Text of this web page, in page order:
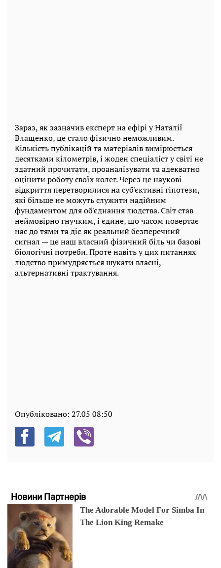
Зараз, як зазначив експерт на ефірі у Наталії
Влащенко, це стало фізично неможливим.
Кількість публікацій та матеріалів вимірюється
десятками кілометрів, і жоден спеціаліст у світі не
здатний прочитати, проаналізувати та адекватно
оцінити роботу своїх колег. Через це наукові
відкриття перетворилися на суб'єктивні гіпотези,
які більше не можуть служити надійним
фундаментом для об'єднання людства. Світ став
неймовірно гнучким, і єдине, що часом повертає
нас до тями та діє як реальний безперечний
сигнал — це наш власний фізичний біль чи базові
біологічні потреби. Проте навіть у цих питаннях
людство примудряється шукати власні,
альтернативні трактування.
Опубліковано: 27.05 08:50